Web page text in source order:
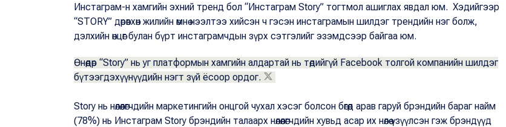
Инстаграм-н хамгийн эхний тренд бол “Инстаграм Story” тогтмол ашиглах явдал юм. Хэдийгээр
“STORY” дөрөвхөн жилийн өмнө нээлтээ хийсэн ч гэсэн инстаграмын шилдэг трендийн нэг болж,
дэлхийн өнцөг булан бүрт инстаграмчдын зүрх сэтгэлийг эзэмдсээр байгаа юм.
Өнөөдөр “Story” нь уг платформын хамгийн алдартай нь төдийгүй Facebook толгой компанийн шилдэг
бүтээгдэхүүнүүдийн нэгт зүй ёсоор ордог.
Story нь нөлөөлөгчдийн маркетингийн онцгой чухал хэсэг болсон бөгөөд арав гаруй брэндийн бараг найм
(78%) нь Инстаграм Story брэндийн талаарх нөлөөлөгчдийн хувьд асар их нөлөө үзүүлсэн гэж брэндүүд